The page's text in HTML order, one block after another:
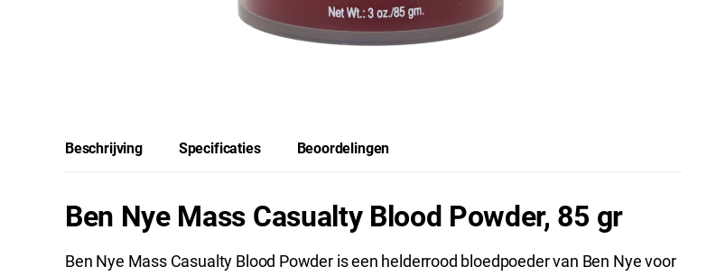
Beschrijving Specificaties Beoordelingen
Ben Nye Mass Casualty Blood Powder, 85 gr
Ben Nye Mass Casualty Blood Powder is een helderrood bloedpoeder van Ben Nye voor